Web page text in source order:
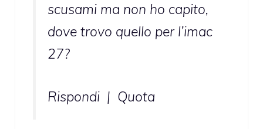
scusami ma non ho capito,
dove trovo quello per l’imac
27?
Rispondi | Quota